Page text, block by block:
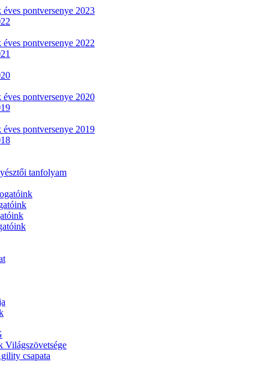
pontversenye 2023
pontversenye 2022
pontversenye 2020
pontversenye 2019
tanfolyam
Világszövetsége
csapata